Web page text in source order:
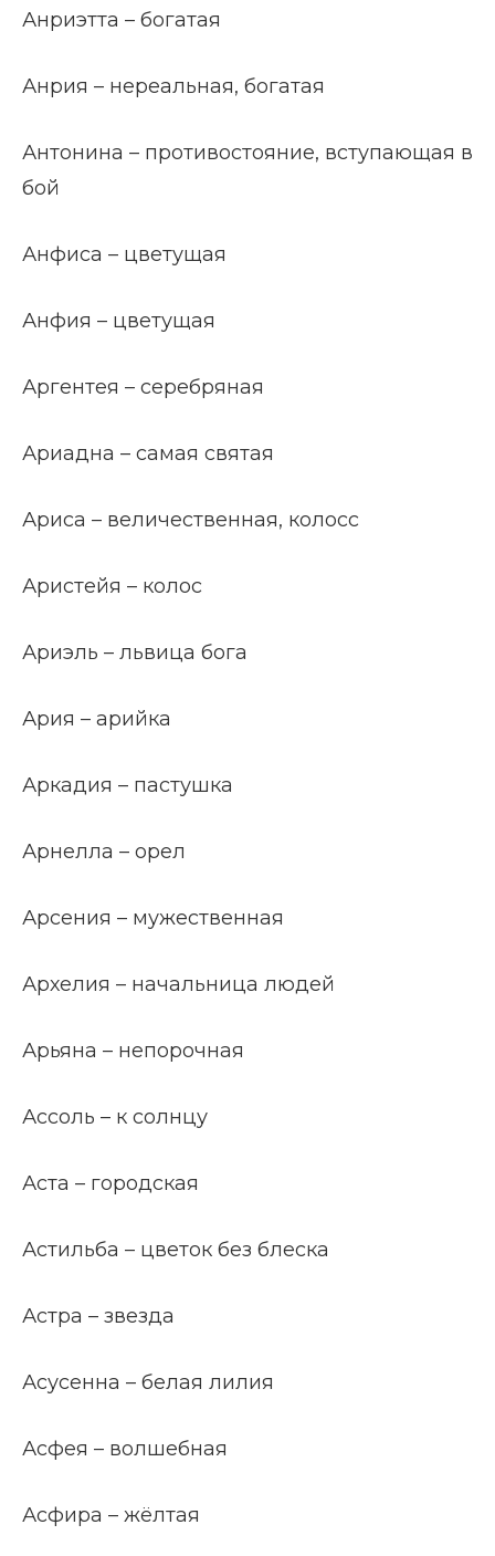
Анриэтта – богатая
Анрия – нереальная, богатая
Антонина – противостояние, вступающая в
бой
Анфиса – цветущая
Анфия – цветущая
Аргентея – серебряная
Ариадна – самая святая
Ариса – величественная, колосс
Аристейя – колос
Ариэль – львица бога
Ария – арийка
Аркадия – пастушка
Арнелла – орел
Арсения – мужественная
Архелия – начальница людей
Арьяна – непорочная
Ассоль – к солнцу
Аста – городская
Астильба – цветок без блеска
Астра – звезда
Асусенна – белая лилия
Асфея – волшебная
Асфира – жёлтая